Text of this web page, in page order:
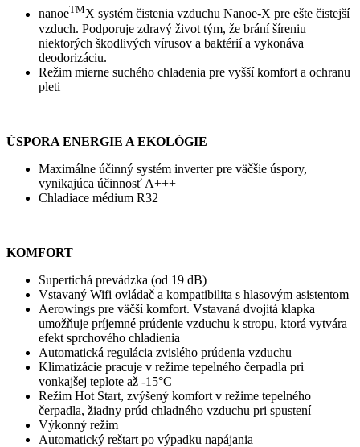
nanoeTMX systém čistenia vzduchu Nanoe-X pre ešte čistejší
vzduch. Podporuje zdravý život tým, že brání šíreniu
niektorých škodlivých vírusov a baktérií a vykonáva
deodorizáciu.
Režim mierne suchého chladenia pre vyšší komfort a ochranu
pleti
ÚSPORA ENERGIE A EKOLÓGIE
Maximálne účinný systém inverter pre väčšie úspory,
vynikajúca účinnosť A+++
Chladiace médium R32
KOMFORT
Supertichá prevádzka (od 19 dB)
Vstavaný Wifi ovládač a kompatibilita s hlasovým asistentom
Aerowings pre väčší komfort. Vstavaná dvojitá klapka
umožňuje príjemné prúdenie vzduchu k stropu, ktorá vytvára
efekt sprchového chladienia
Automatická regulácia zvislého prúdenia vzduchu
Klimatizácie pracuje v režime tepelného čerpadla pri
vonkajšej teplote až -15°C
Režim Hot Start, zvýšený komfort v režime tepelného
čerpadla, žiadny prúd chladného vzduchu pri spustení
Výkonný režim
Automatický reštart po výpadku napájania